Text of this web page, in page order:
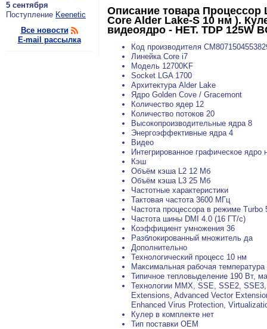
5 сентября
По­ступ­ле­ние Keenetic
Все новости
E-mail рассылка
Описание товара Процессор
Core Alder Lake-S 10 нм ).
видеоядро - НЕТ. TDP 125W
Код производителя
Линейка Core i7
Модель 12700KF
Socket LGA 1700
Архитектура Alder Lake
Ядро Golden Cove / Gracemont
Количество ядер 12
Количество потоков 20
Высокопроизводительные ядра 8
Энергоэффективные ядра 4
Видео
Интегрированное графическое ядро
Кэш
Объём кэша L2 12 Мб
Объём кэша L3 25 Мб
Частотные характеристики
Тактовая частота 3600 МГц
Частота процессора в режиме Turbo
Частота шины DMI 4.0 (16 ГТ/с)
Коэффициент умножения 36
Разблокированный множитель да
Дополнительно
Технологический процесс 10 нм
Максимальная рабочая температура
Типичное тепловыделение 190 Вт,
Технологии MMX, SSE, SSE2,
Extensions, Advanced Vector
Enhanced Virus Protection,
Кулер в комплекте нет
Тип поставки OEM